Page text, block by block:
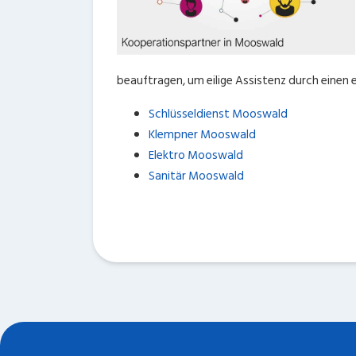
beauftragen, um eilige Assistenz durch einen
Schlüsseldienst Mooswald
Klempner Mooswald
Elektro Mooswald
Sanitär Mooswald